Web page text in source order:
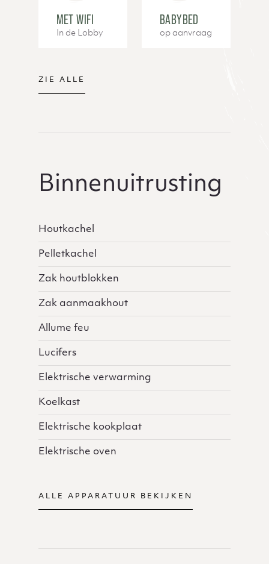
MET WIFI
In de Lobby
BABYBED
op aanvraag
ZIE ALLE
Binnenuitrusting
Houtkachel
Pelletkachel
Zak houtblokken
Zak aanmaakhout
Allume feu
Lucifers
Elektrische verwarming
Koelkast
Elektrische kookplaat
Elektrische oven
ALLE APPARATUUR BEKIJKEN